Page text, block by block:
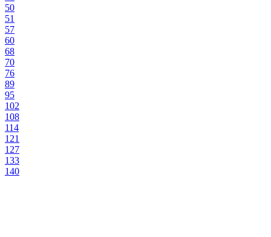
50
51
57
60
68
70
76
89
95
102
108
114
121
127
133
140